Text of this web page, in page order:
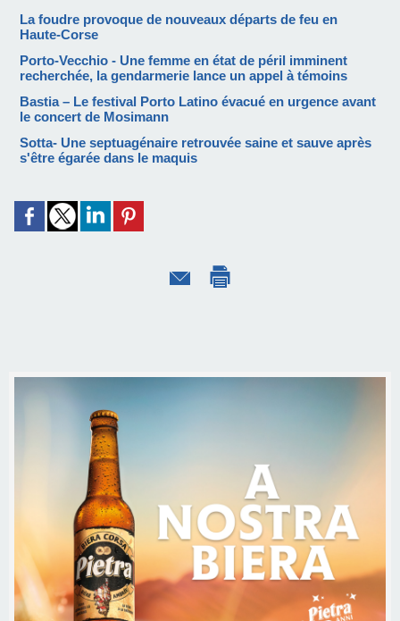
La foudre provoque de nouveaux départs de feu en
Haute-Corse
Porto-Vecchio - Une femme en état de péril imminent
recherchée, la gendarmerie lance un appel à témoins
Bastia – Le festival Porto Latino évacué en urgence avant
le concert de Mosimann
Sotta- Une septuagénaire retrouvée saine et sauve après
s'être égarée dans le maquis